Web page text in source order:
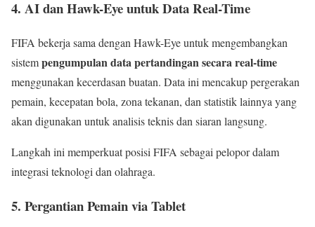
4. AI dan Hawk-Eye untuk Data Real-Time
FIFA bekerja sama dengan Hawk-Eye untuk mengembangkan
sistempengumpulan data pertandingan secara real-time
menggunakan kecerdasan buatan. Data ini mencakup pergerakan
pemain, kecepatan bola, zona tekanan, dan statistik lainnya yang
akan digunakan untuk analisis teknis dan siaran langsung.
Langkah ini memperkuat posisi FIFA sebagai pelopor dalam
integrasi teknologi dan olahraga.
5. Pergantian Pemain via Tablet